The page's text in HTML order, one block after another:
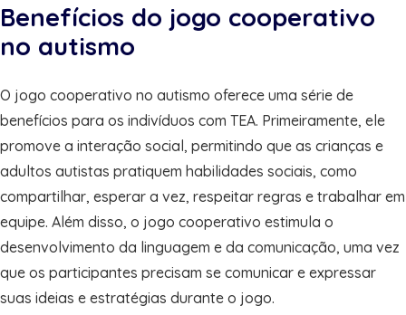
Benefícios do jogo cooperativo
no autismo
O jogo cooperativo no autismo oferece uma série de
benefícios para os indivíduos com TEA. Primeiramente, ele
promove a interação social, permitindo que as crianças e
adultos autistas pratiquem habilidades sociais, como
compartilhar, esperar a vez, respeitar regras e trabalhar em
equipe. Além disso, o jogo cooperativo estimula o
desenvolvimento da linguagem e da comunicação, uma vez
que os participantes precisam se comunicar e expressar
suas ideias e estratégias durante o jogo.